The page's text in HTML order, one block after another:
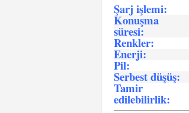
Şarj işlemi:
Konuşma
süresi:
Renkler:
Enerji:
Pil:
Serbest düşüş:
Tamir
edilebilirlik: